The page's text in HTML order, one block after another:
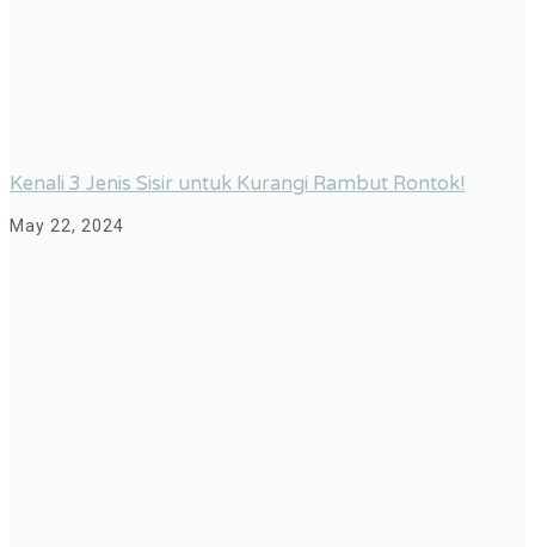
Kenali 3 Jenis Sisir untuk Kurangi Rambut Rontok!
May 22, 2024